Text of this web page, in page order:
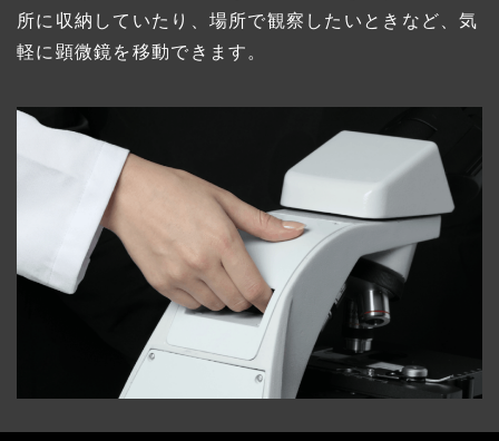
所に収納していたり、場所で観察したいときなど、気
軽に顕微鏡を移動できます。